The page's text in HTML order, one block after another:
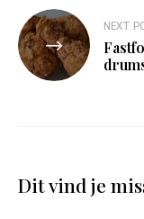
NEXT
Dit vind je